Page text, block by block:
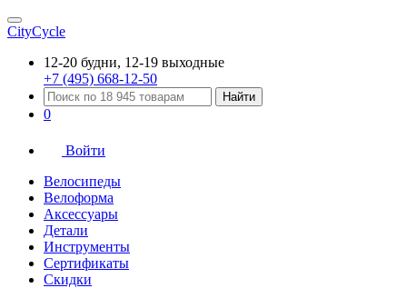
CityCycle
12-20 будни, 12-19 выходные
+7 (495) 668-12-50
Найти
0
Войти
Велосипеды
Велоформа
Аксессуары
Детали
Инструменты
Сертификаты
Скидки